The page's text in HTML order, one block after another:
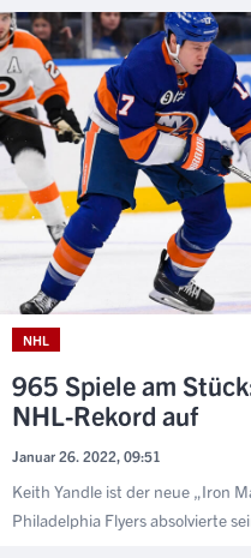
NHL
965 Spiele am
NHL-Rekord auf
Januar 26. 2022, 09:51
Keith Yandle ist der neue „Iron
Philadelphia Flyers absolvierte